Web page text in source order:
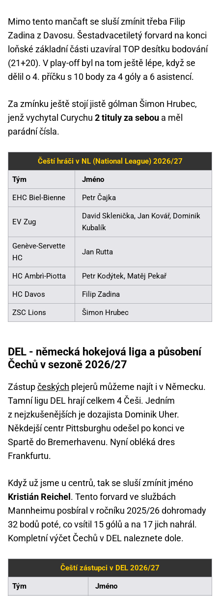
Mimo tento mančaft se sluší zmínit třeba Filip
Zadina z Davosu. Šestadvacetiletý forvard na konci
loňské základní části uzavíral TOP desítku bodování
(21+20). V play-off byl na tom ještě lépe, když se
dělil o 4. příčku s 10 body za 4 góly a 6 asistencí.
Za zmínku ještě stojí jistě gólman Šimon Hrubec,
jenž vychytal Curychu 2 tituly za sebou a měl
parádní čísla.
Čeští hráči v NL (National League) 2026/27
Tým Jméno
EHC Biel-Bienne Petr Čajka
EV Zug
David Sklenička, Jan Kovář, Dominik
Kubalík
Genève-Servette
HC
Jan Rutta
HC Ambrì-Piotta Petr Kodýtek, Matěj Pekař
HC Davos Filip Zadina
ZSC Lions Šimon Hrubec
DEL - německá hokejová liga a působení
Čechů v sezoně 2026/27
Zástupčeských plejerů můžeme najít i v Německu.
Tamní ligu DEL hrají celkem 4 Češi. Jedním
z nejzkušenějších je dozajista Dominik Uher.
Někdejší centr Pittsburghu odešel po konci ve
Spartě do Bremerhavenu. Nyní obléká dres
Frankfurtu.
Když už jsme u centrů, tak se sluší zmínit jméno
Kristián Reichel . Tento forvard ve službách
Mannheimu posbíral v ročníku 2025/26 dohromady
32 bodů poté, co vsítil 15 gólů a na 17 jich nahrál.
Kompletní výčet Čechů v DEL naleznete dole.
Čeští zástupci v DEL 2026/27
Tým Jméno